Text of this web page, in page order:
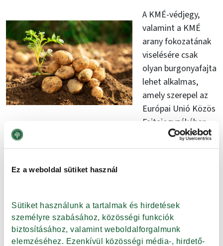
Ez a weboldal sütiket használ
Sütiket használunk a tartalmak és hirdetések
személyre szabásához, közösségi funkciók
biztosításához, valamint weboldalforgalmunk
elemzéséhez. Ezenkívül közösségi média-, hirdető-
A KMÉ-védjegy,
valamint a KMÉ
arany fokozatának
viselésére csak
olyan burgonyafajta
lehet alkalmas,
amely szerepel az
Európai Unió Közös
Fajtajegyzékében,
illetve a Nemzeti
Fajtajegyzékben, és amelyet nem ipari felhasználásra
hatályos jogszabályi előírásoknak.
További speciális követelmény, hogy a burgonya